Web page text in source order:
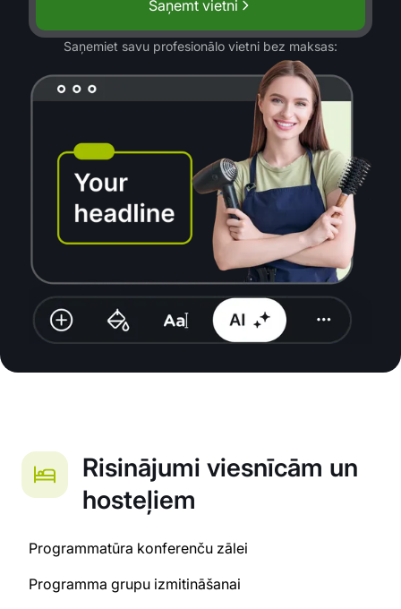
Saņemt vietni
Saņemiet savu profesionālo vietni bez maksas:
Risinājumi viesnīcām un
hosteļiem
Programmatūra konferenču zālei
Programma grupu izmitināšanai